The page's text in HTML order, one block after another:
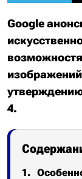
Google
4.